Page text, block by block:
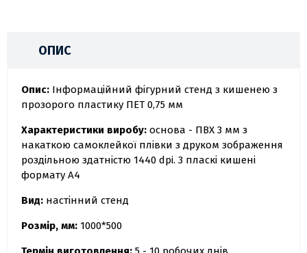
ОПИС
Опис: Інформаційний фігурний стенд з кишенею з
прозорого пластику ПЕТ 0,75 мм
Характеристики виробу: основа - ПВХ 3 мм з
накаткою самоклейкої плівки з друком зображення
роздільною здатністю 1440 dpi. 3 пласкі кишені
формату А4
Вид: настінний стенд
Розмір, мм: 1000*500